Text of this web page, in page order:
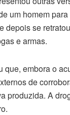
um homem
depois se
e armas.
que, embora o
de
produzida. A